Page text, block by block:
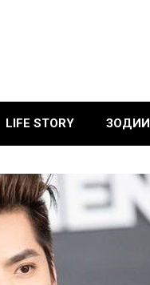
LIFE STORY ЗОДИИ